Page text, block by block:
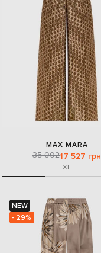
MAX MARA
35 00217 527 грн
XL
NEW
- 29%